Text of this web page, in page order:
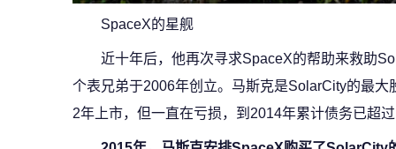
SpaceX的星舰
近十年后，他再次寻求SpaceX的帮助来救助
个表兄弟于2006年创立。马斯克是SolarCity的最
2年上市，但一直在亏损，到2014年累计债务已超